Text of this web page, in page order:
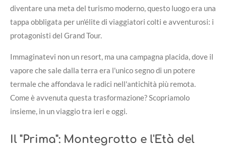
diventare una meta del turismo moderno, questo luogo era una
tappa obbligata per un'élite di viaggiatori colti e avventurosi: i
protagonisti del Grand Tour.
Immaginatevi non un resort, ma una campagna placida, dove il
vapore che sale dalla terra era l'unico segno di un potere
termale che affondava le radici nell'antichità più remota.
Come è avvenuta questa trasformazione? Scopriamolo
insieme, in un viaggio tra ieri e oggi.
Il "Prima": Montegrotto e l'Età del